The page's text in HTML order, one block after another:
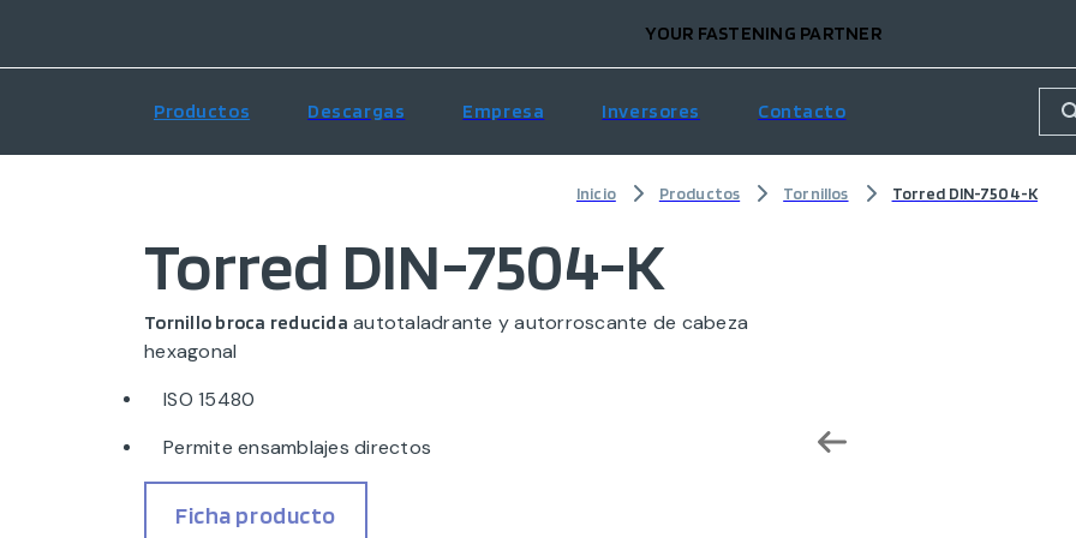
YOUR FASTENING PARTNER
Productos Descargas Empresa Inversores Contacto
Inicio Productos Tornillos Torred DIN-7504-K
Torred DIN-7504-K
Tornillo broca reducida autotaladrante y autorroscante de cabeza
hexagonal
ISO 15480
Permite ensamblajes directos
Ficha producto